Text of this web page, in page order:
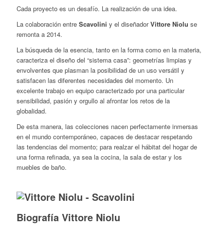
Cada proyecto es un desafío. La realización de una idea.
La colaboración entre Scavolini y el diseñadorVittore Niolu se
remonta a 2014.
La búsqueda de la esencia, tanto en la forma como en la materia,
caracteriza el diseño del “sistema casa”: geometrías limpias y
envolventes que plasman la posibilidad de un uso versátil y
satisfacen las diferentes necesidades del momento. Un
excelente trabajo en equipo caracterizado por una particular
sensibilidad, pasión y orgullo al afrontar los retos de la
globalidad.
De esta manera, las colecciones nacen perfectamente inmersas
en el mundo contemporáneo, capaces de destacar respetando
las tendencias del momento; para realzar el hábitat del hogar de
una forma refinada, ya sea la cocina, la sala de estar y los
muebles de baño.
Biografía Vittore Niolu